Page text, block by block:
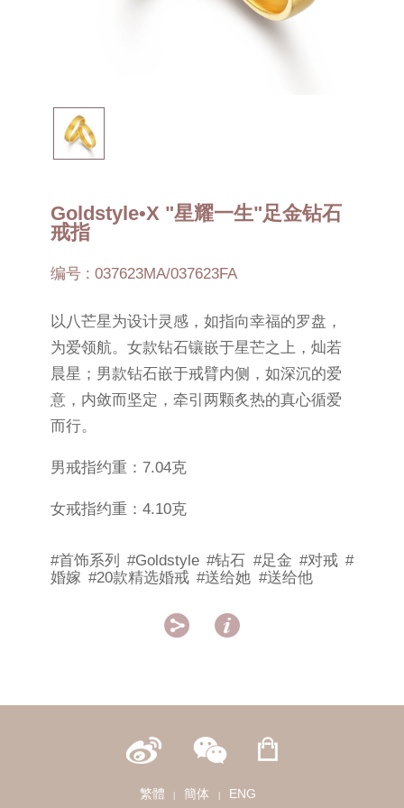
Goldstyle•X "星耀一生"足金钻石
戒指
编号 : 037623MA/037623FA
以八芒星为设计灵感，如指向幸福的罗盘，
为爱领航。女款钻石镶嵌于星芒之上，灿若
晨星；男款钻石嵌于戒臂内侧，如深沉的爱
意，内敛而坚定，牵引两颗炙热的真心循爱
而行。
男戒指约重：7.04克
女戒指约重：4.10克
#首饰系列 #Goldstyle #钻石 #足金 #对戒 #
婚嫁 #20款精选婚戒 #送给她 #送给他
 
繁體 簡体 ENG